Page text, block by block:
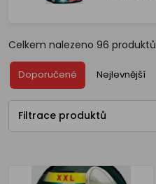
Celkem nalezeno 96 produktů
Doporučené Nejlevnější
Filtrace produktů